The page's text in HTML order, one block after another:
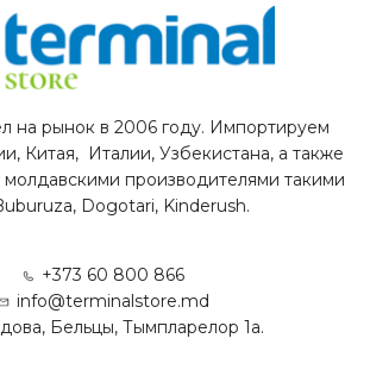
на рынок в 2006 году. Импортируем
Китая, Италии, Узбекистана, а также
производителями такими
Dogotari, Kinderush.
+373 60 800 866
info@terminalstore.md
Бельцы, Тымпларелор 1а.